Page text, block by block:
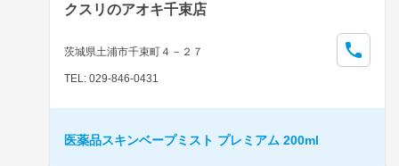
クスリのアオキ千束店
茨城県土浦市千束町４－２７
TEL: 029-846-0431
医薬品スキンベープミスト プレミアム 200ml